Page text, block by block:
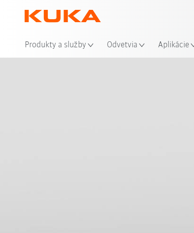
Produkty a služby Odvetvia Aplikácie